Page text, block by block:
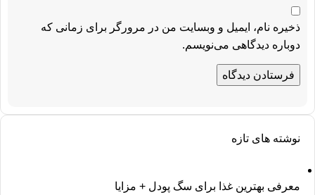
نوشته های تازه
معرفی بهترین غذا برای سگ پودل + مزایا
ذخیره نام، ایمیل و وبسایت من در مرورگر برای زمانی که
دوباره دیدگاهی می‌نویسم.